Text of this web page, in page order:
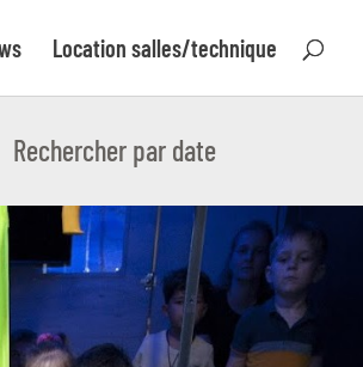
Location salles/technique
Rechercher par date